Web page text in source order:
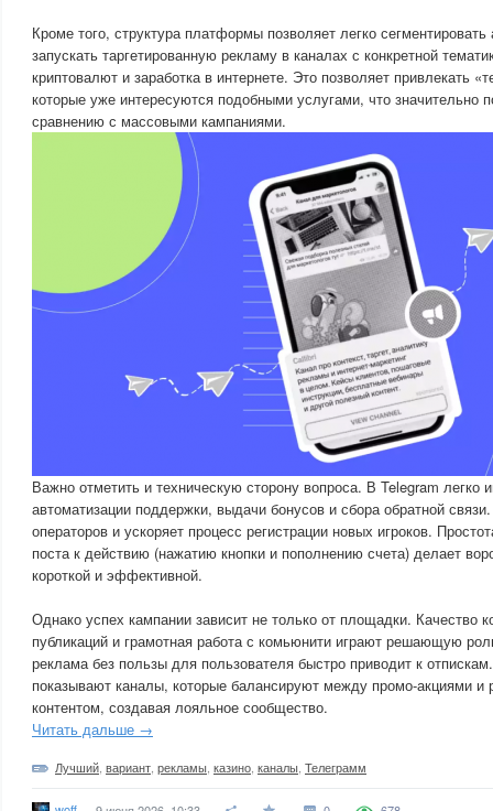
Кроме того, структура платформы позволяет легко
запускать таргетированную рекламу в каналах с конкретной
криптовалют и заработка в интернете. Это позволяет привлекать
которые уже интересуются подобными услугами, что значительно
сравнению с массовыми кампаниями.
Важно отметить и техническую сторону вопроса. В Telegram легко
автоматизации поддержки, выдачи бонусов и сбора обратной
операторов и ускоряет процесс регистрации новых игроков.
поста к действию (нажатию кнопки и пополнению счета) делает
короткой и эффективной.
Однако успех кампании зависит не только от площадки. Качество
публикаций и грамотная работа с комьюнити играют решающую
реклама без пользы для пользователя быстро приводит к
показывают каналы, которые балансируют между промо-акциями и
контентом, создавая лояльное сообщество.
Читать дальше →
Лучший вариант рекламы казино каналы Телеграмм